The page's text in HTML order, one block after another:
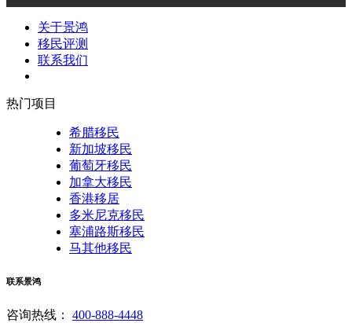
关于景鸿
移民评测
联系我们
热门项目
希腊移民
新加坡移民
葡萄牙移民
加拿大移民
香港移居
多米尼克移民
塞浦路斯移民
马其他移民
联系景鸿
咨询热线： 400-888-4448